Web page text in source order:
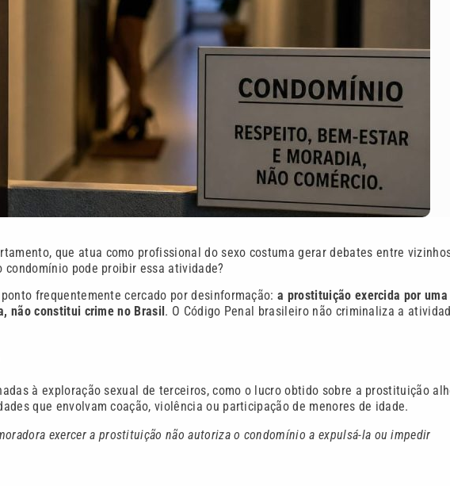
que atua como profissional do sexo costuma gerar debates entre
pode proibir essa atividade?
frequentemente cercado por desinformação:a prostituição exercida por uma
não constitui crime no Brasil. O Código Penal brasileiro não criminaliza a
à exploração sexual de terceiros, como o lucro obtido sobre a prostituição
que envolvam coação, violência ou participação de menores de idade.
exercer a prostituição não autoriza o condomínio a expulsá-la ou impedir